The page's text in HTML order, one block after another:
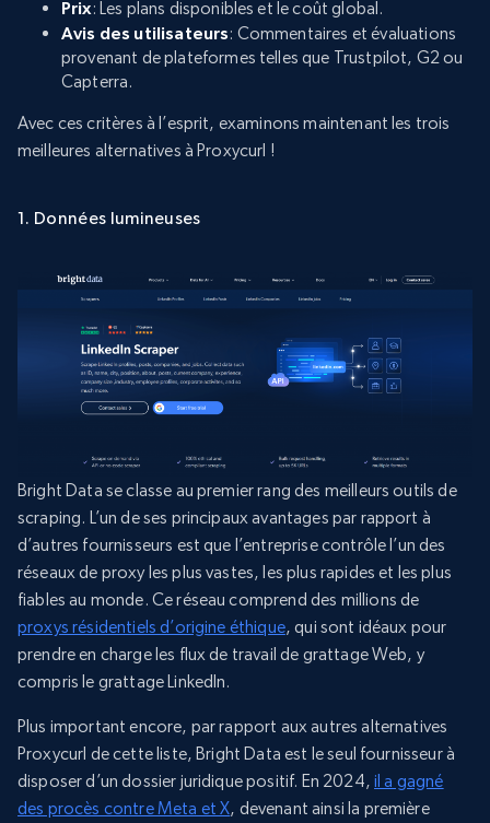
Prix: Les plans disponibles et le coût global.
Avis des utilisateurs: Commentaires et évaluations
provenant de plateformes telles que Trustpilot, G2 ou
Capterra.
Avec ces critères à l’esprit, examinons maintenant les trois
meilleures alternatives à Proxycurl !
1. Données lumineuses
Bright Data se classe au premier rang des meilleurs outils de
scraping. L’un de ses principaux avantages par rapport à
d’autres fournisseurs est que l’entreprise contrôle l’un des
réseaux de proxy les plus vastes, les plus rapides et les plus
fiables au monde. Ce réseau comprend des millions de
proxys résidentiels d’origine éthique, qui sont idéaux pour
prendre en charge les flux de travail de grattage Web, y
compris le grattage LinkedIn.
Plus important encore, par rapport aux autres alternatives
Proxycurl de cette liste, Bright Data est le seul fournisseur à
disposer d’un dossier juridique positif. En 2024,il a gagné
des procès contre Meta et X, devenant ainsi la première